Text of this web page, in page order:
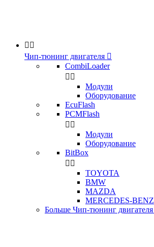
 
Чип-тюнинг двигателя 
CombiLoader
 
Модули
Оборудование
EcuFlash
PCMFlash
 
Модули
Оборудование
BitBox
 
TOYOTA
BMW
MAZDA
MERCEDES-BENZ
Больше Чип-тюнинг двигателя